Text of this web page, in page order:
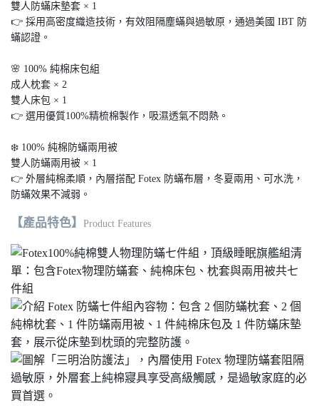
雙人防蟎床墊套 × 1
👉 採用高密度織造技術，有效阻隔塵蟎與過敏原，通過美國 IBT 防
蟎認證。
🌸 100% 純棉床包組
成人枕套 × 2
雙人床包 × 1
👉 選用優質100%精梳棉製作，吸濕透氣不悶熱。
❄️ 100% 純棉防蟎兩用被
雙人防蟎兩用被 × 1
👉 外層純棉柔順，內層搭配 Fotex 防蟎布層，冬夏兩用、可水洗，
防蟎效果不減弱。
【產品特色】 Product Features